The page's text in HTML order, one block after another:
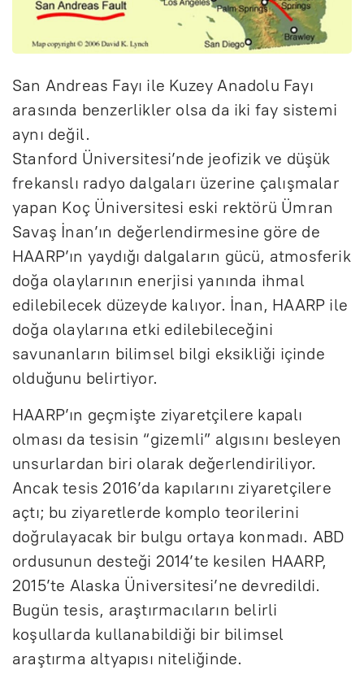
San Andreas Fayı ile Kuzey Anadolu Fayı
arasında benzerlikler olsa da iki fay sistemi
aynı değil.
Stanford Üniversitesi’nde jeofizik ve düşük
frekanslı radyo dalgaları üzerine çalışmalar
yapan Koç Üniversitesi eski rektörü Ümran
Savaş İnan’ın değerlendirmesine göre de
HAARP’ın yaydığı dalgaların gücü, atmosferik
doğa olaylarının enerjisi yanında ihmal
edilebilecek düzeyde kalıyor. İnan, HAARP ile
doğa olaylarına etki edilebileceğini
savunanların bilimsel bilgi eksikliği içinde
olduğunu belirtiyor.
HAARP’ın geçmişte ziyaretçilere kapalı
olması da tesisin “gizemli” algısını besleyen
unsurlardan biri olarak değerlendiriliyor.
Ancak tesis 2016’da kapılarını ziyaretçilere
açtı; bu ziyaretlerde komplo teorilerini
doğrulayacak bir bulgu ortaya konmadı. ABD
ordusunun desteği 2014’te kesilen HAARP,
2015’te Alaska Üniversitesi’ne devredildi.
Bugün tesis, araştırmacıların belirli
koşullarda kullanabildiği bir bilimsel
araştırma altyapısı niteliğinde.